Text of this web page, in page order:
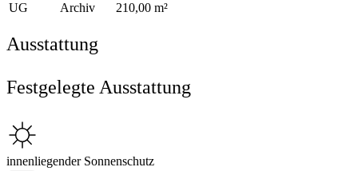
UG
Archiv 210,00 m²
Ausstattung
Festgelegte Ausstattung
innenliegender Sonnenschutz